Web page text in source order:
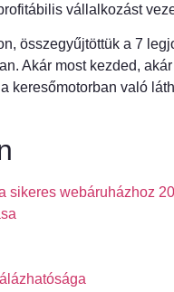
vállalkozást
összegyűjtöttük a 7
Akár most kezded,
keresőmotorban való
sikeres webáruházhoz